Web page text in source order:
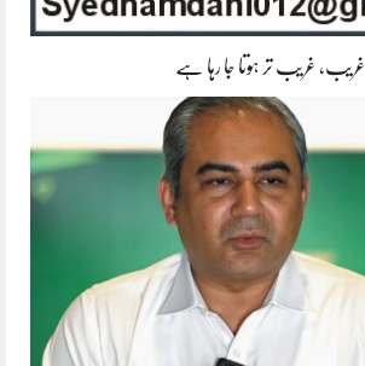
غریب، غریب تر ہوتا جا رہا ہے